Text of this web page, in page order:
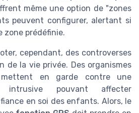
même une option de "zones
peuvent configurer, alertant si
prédéfinie.
cependant, des controverses
de la vie privée. Des organismes
en garde contre une
intrusive pouvant affecter
en soi des enfants. Alors, le